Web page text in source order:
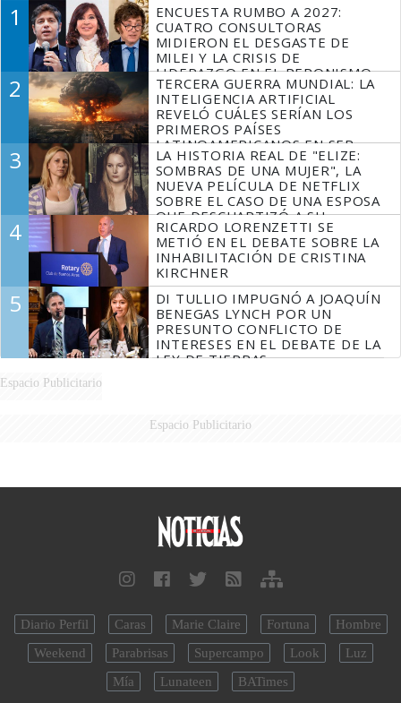
1
ENCUESTA RUMBO A 2027:
CUATRO CONSULTORAS
MIDIERON EL DESGASTE DE
MILEI Y LA CRISIS DE
LIDERAZGO EN EL PERONISMO
2
TERCERA GUERRA MUNDIAL: LA
INTELIGENCIA ARTIFICIAL
REVELÓ CUÁLES SERÍAN LOS
PRIMEROS PAÍSES
LATINOAMERICANOS EN SER
DERROTADOS
3
LA HISTORIA REAL DE "ELIZE:
SOMBRAS DE UNA MUJER", LA
NUEVA PELÍCULA DE NETFLIX
SOBRE EL CASO DE UNA ESPOSA
QUE DESCUARTIZÓ A SU
MARIDO
4
RICARDO LORENZETTI SE
METIÓ EN EL DEBATE SOBRE LA
INHABILITACIÓN DE CRISTINA
KIRCHNER
5
DI TULLIO IMPUGNÓ A JOAQUÍN
BENEGAS LYNCH POR UN
PRESUNTO CONFLICTO DE
INTERESES EN EL DEBATE DE LA
LEY DE TIERRAS
Espacio Publicitario
Espacio Publicitario
Diario Perfil Caras Marie Claire Fortuna
Hombre
Weekend
Parabrisas Supercampo Look
Luz
Mía
Lunateen BATimes